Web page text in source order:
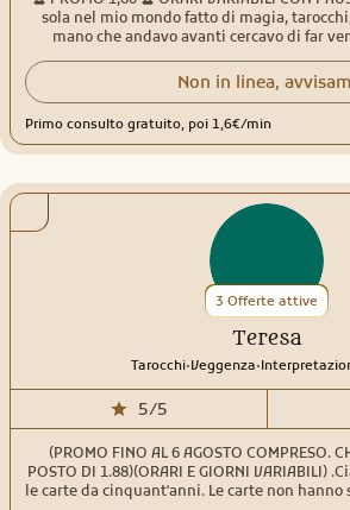
sola nel mio mondo fatto di magia,
mano che andavo avanti cercavo di far
giovane età. In me troverai una persona
ascoltarti e non giudicarti. Amo aiutare gli
lascerò mai sola/o. Chi si affida a me trova
sincera, diretta che ti dira’ in ogni caso la
pendolo e la sfera di cristallo. Ci tengo a precisare che non rispondo
a domande in generale, sulla salute,sulla
legali e concorsi. Mi trovi online tutti i
pause. I miei orari possono variare.
abbraccio di luce.
Non in linea,
Primo consulto gratuito, poi 1,6€/min
3 Offerte attive
Teresa
Tarocchi.Veggenza.
5/5
(PROMO FINO AL 6 AGOSTO COMPRESO.
POSTO DI 1.88)(ORARI E GIORNI VARIABILI)
le carte da cinquant'anni. Le carte non hanno